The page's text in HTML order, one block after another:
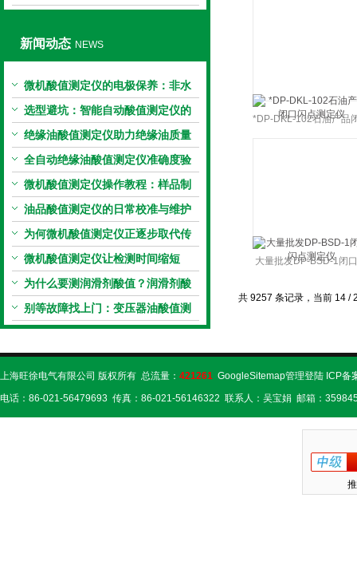
新闻动态 NEWS
微机酸值测定仪的电极保养：非水
电极的清洗与活化方法
选型避坑：智能自动酸值测定仪的
加热功率与萃取时间关系
绝缘油酸值测定仪助力绝缘油质量
把控，降低设备故障
全自动绝缘油酸值测定仪准确度验
证：标准物质标定步骤
微机酸值测定仪操作教程：样品制
备、参数设置与结果解读
油品酸值测定仪的日常校准与维护
流程
为何微机酸值测定仪正逐步取代传
统手动滴定法？
微机酸值测定仪让检测时间缩短
50%
为什么要测润滑剂酸值？润滑剂酸
值测定法告诉你答案
别等故障找上门：变压器油酸值测
试仪的预警功能
*DP-DKL-102石油产品
大量批发DP-BSD-1闭
共 9257 条记录，当前 14 /
上海旺徐电气有限公司 版权所有 总流量： 421261 GoogleSitemap管理登陆 ICP备
电话：86-021-56479693 传真：86-021-56146322 联系人：吴宝娟 邮箱：